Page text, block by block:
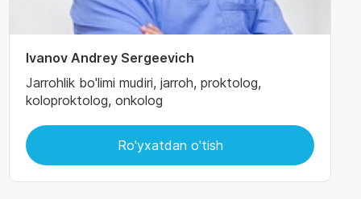
Ivanov Andrey Sergeevich
Jarrohlik bo'limi mudiri, jarroh, proktolog,
koloproktolog, onkolog
Ro'yxatdan o'tish